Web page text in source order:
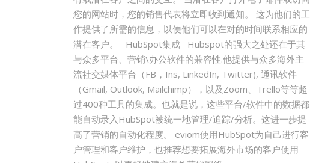
您的网站时，您的销售代表将立即收到通知。 这为他们的工
作提供了所需的信息，以便他们可以在对的时间联系相应的
潜在客户。 HubSpot集成 Hubspot的强大之处还在于其
与众多平台、营销\办公软件的兼容性.他提供与众多海外主
流社交媒体平台（FB，Ins, LinkedIn, Twitter), 通讯软件
（Gmail, Outlook, Mailchimp），以及Zoom、Trello等等超
过400种工具的集成。也就是说，这些平台/软件中的数据都
能自动录入HubSpot被统一地管理/追踪/分析。这进一步提
高了营销的自动化程度。 eviom使用HubSpot为自己进行客
户管理和客户维护，也推荐想要拓展海外市场的客户使用